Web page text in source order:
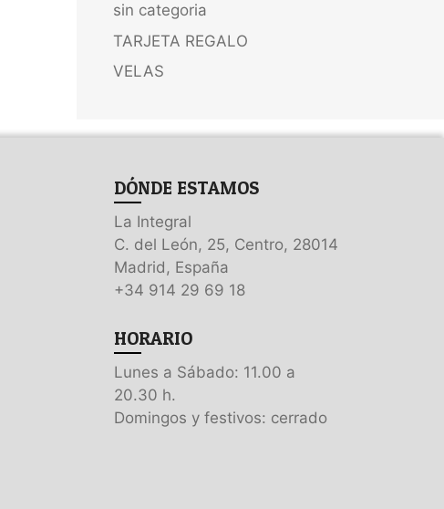
sin categoria
TARJETA REGALO
VELAS
DÓNDE ESTAMOS
La Integral
C. del León, 25, Centro, 28014
Madrid, España
+34 914 29 69 18
HORARIO
Lunes a Sábado: 11.00 a
20.30 h.
Domingos y festivos: cerrado